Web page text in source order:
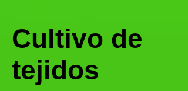
Cultivo de
tejidos